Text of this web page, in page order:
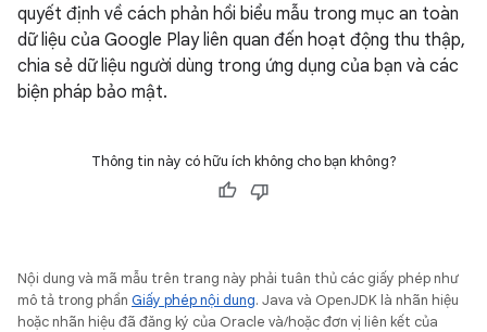
quyết định về cách phản hồi biểu mẫu trong mục an toàn
dữ liệu của Google Play liên quan đến hoạt động thu thập,
chia sẻ dữ liệu người dùng trong ứng dụng của bạn và các
biện pháp bảo mật.
Thông tin này có hữu ích không cho bạn không?
Nội dung và mã mẫu trên trang này phải tuân thủ các giấy phép như
mô tả trong phần Giấy phép nội dung. Java và OpenJDK là nhãn hiệu
hoặc nhãn hiệu đã đăng ký của Oracle và/hoặc đơn vị liên kết của